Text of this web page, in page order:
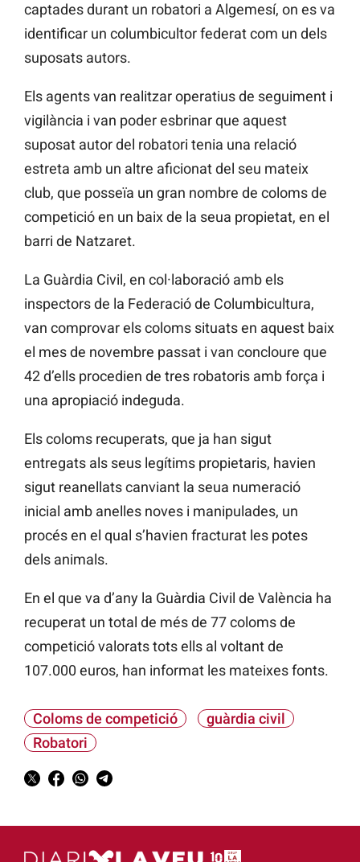
captades durant un robatori a Algemesí, on es va
identificar un columbicultor federat com un dels
suposats autors.
Els agents van realitzar operatius de seguiment i
vigilància i van poder esbrinar que aquest
suposat autor del robatori tenia una relació
estreta amb un altre aficionat del seu mateix
club, que posseïa un gran nombre de coloms de
competició en un baix de la seua propietat, en el
barri de Natzaret.
La Guàrdia Civil, en col·laboració amb els
inspectors de la Federació de Columbicultura,
van comprovar els coloms situats en aquest baix
el mes de novembre passat i van concloure que
42 d’ells procedien de tres robatoris amb força i
una apropiació indeguda.
Els coloms recuperats, que ja han sigut
entregats als seus legítims propietaris, havien
sigut reanellats canviant la seua numeració
inicial amb anelles noves i manipulades, un
procés en el qual s’havien fracturat les potes
dels animals.
En el que va d’any la Guàrdia Civil de València ha
recuperat un total de més de 77 coloms de
competició valorats tots ells al voltant de
107.000 euros, han informat les mateixes fonts.
Coloms de competició
guàrdia civil
Robatori